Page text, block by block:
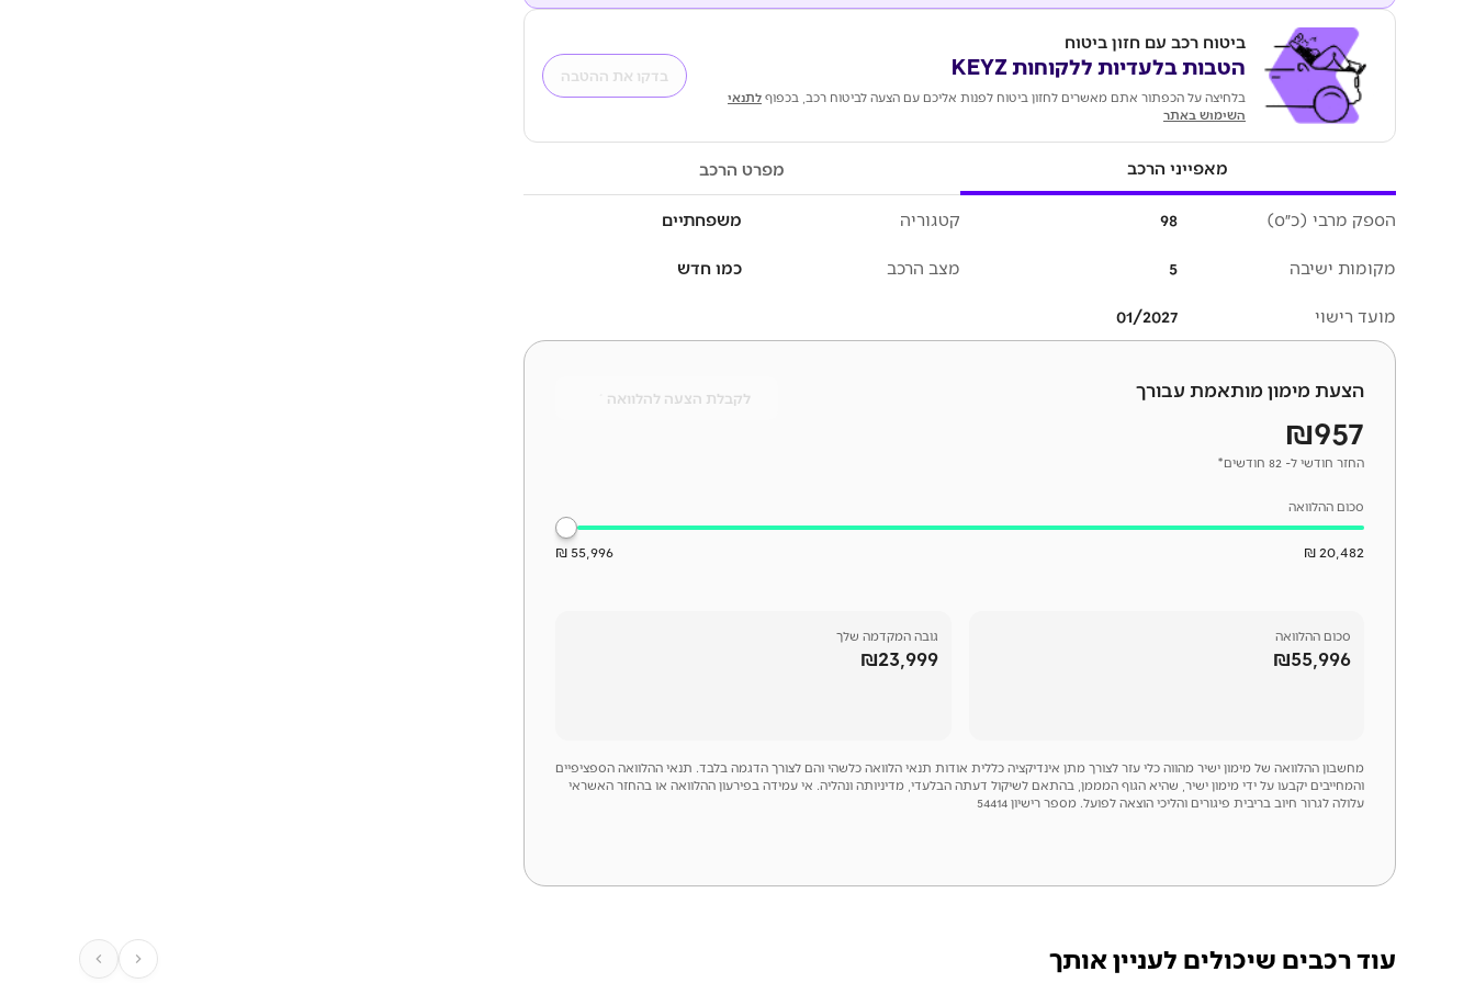
ביטוח רכב עם חזון ביטוח
הטבות בלעדיות ללקוחות KEYZ בדקו את ההטבה
בלחיצה על הכפתור אתם מאשרים לחזון ביטוח לפנות אליכם עם הצעה לביטוח רכב, בכפוף לתנאי
השימוש באתר
מאפייני הרכב מפרט הרכב
הספק מרבי (כ״ס) 98
מקומות ישיבה 5
מועד רישוי 01/2027
קטגוריה משפחתיים
מצב הרכב כמו חדש
הצעת מימון מותאמת עבורך
₪957
החזר חודשי ל- 82 חודשים*
סכום ההלוואה
20,482 ₪
55,996 ₪
סכום ההלוואה
₪55,996
גובה המקדמה שלך
₪23,999
לקבלת הצעה להלוואה
מחשבון ההלוואה של מימון ישיר מהווה כלי עזר לצורך מתן אינדיקציה כללית אודות תנאי הלוואה כלשהי והם לצורך הדגמה בלבד. תנאי ההלוואה הספציפיים
והמחייבים יקבעו על ידי מימון ישיר, שהיא הגוף המממן, בהתאם לשיקול דעתה הבלעדי, מדיניותה ונהליה. אי עמידה בפירעון ההלוואה או בהחזר האשראי
עלולה לגרור חיוב בריבית פיגורים והליכי הוצאה לפועל. מספר רישיון 54414
עוד רכבים שיכולים לעניין אותך